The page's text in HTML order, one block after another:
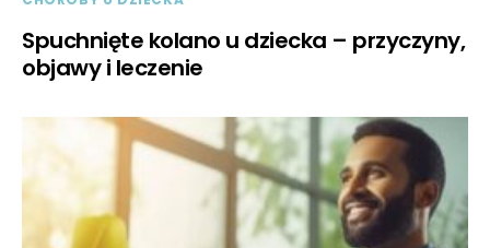
Spuchnięte kolano u dziecka – przyczyny,
objawy i leczenie